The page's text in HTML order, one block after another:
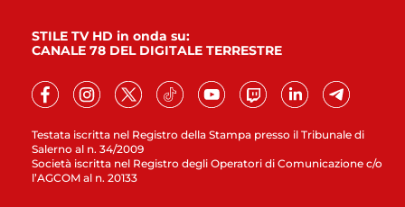
Testata iscritta nel Registro della Stampa presso il Tribunale di
Salerno al n. 34/2009
Società iscritta nel Registro degli Operatori di Comunicazione c/o
l’AGCOM al n. 20133
STILE TV HD in onda su:
CANALE 78 DEL DIGITALE TERRESTRE